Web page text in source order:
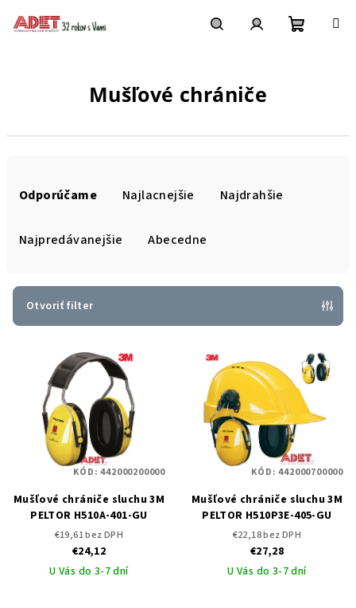
Mušľové chrániče
p
v
Odporúčame Najlacnejšie Najdrahšie
Najpredávanejšie Abecedne
Otvoriť filter
o
Mušľové chrániče sluchu 3M
PELTOR H510A-401-GU
€19,61 bez DPH
€24,12
U Vás do 3-7 dní
KÓD:442000200000
Mušľové chrániče sluchu 3M
PELTOR H510P3E-405-GU
€22,18 bez DPH
€27,28
U Vás do 3-7 dní
KÓD:442000700000